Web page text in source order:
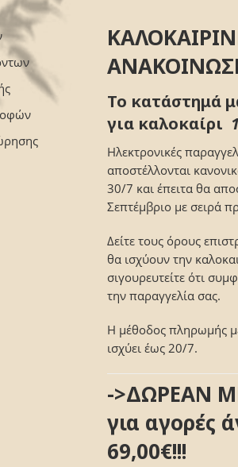
Το κατάστημά
για καλοκαίρι
Ηλεκτρονικές
αποστέλλονται
30/7 και έπειτα θα
Σεπτέμβριο με σειρά
Δείτε τους όρους
θα ισχύουν την
σιγουρευτείτε ότι
την παραγγελία σας.
Η μέθοδος πληρωμής
ισχύει έως 20/7.
->ΔΩΡΕΑΝ
για αγορές
69,00€!!!